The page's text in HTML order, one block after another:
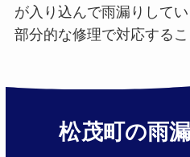
が入り込んで雨漏りしてい
部分的な修理で対応するこ
松茂町の雨